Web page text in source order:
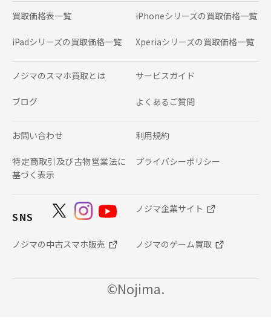
買取価格表一覧 iPhoneシリーズの 買取価格一覧
iPadシリーズの 買取価格一覧 Xperiaシリーズの 買取価格一覧
ノジマのスマホ買取とは サービスガイド
ブログ よくあるご質問
お問い合わせ 利用規約
特定商取引及び古物営業法に
基づく表示
プライバシーポリシー
SNS
ノジマ企業サイト
ノジマの中古スマホ販売 ノジマのゲーム買取
©Nojima.